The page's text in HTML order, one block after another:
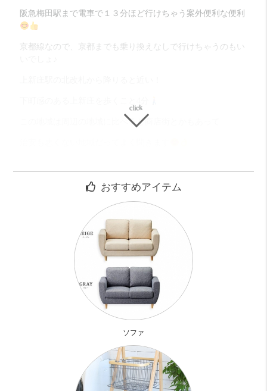
阪急梅田駅まで電車で１３分ほど行けちゃう案外便利な便利
京都線なので、京都までも乗り換えなしで行けちゃうのもい
この地域は周辺の地域に比べると商店街とかもあって
築年数経ってると資料には書いてありましたが、
見ると外観も古い！！って感じではなくまだまだ現役感あり
宅配ＢＯＸ、オートロックや防犯カメラもしっかり設置され
お部屋は最上階
ビッグワンルーム
ガラ～んとただ広いワンルームとは違って
形はL字型で、肩の高さくらいのガラスブロックが
ちょうどいいところにあり
おすすめアイテム
ソファ